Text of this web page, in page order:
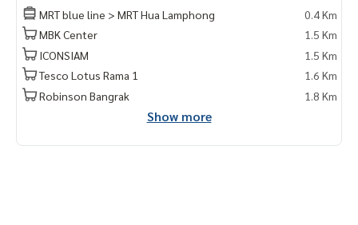
- วัดหัวลำโพง 950 ม.
🥰 Contact
Line : @therealproperty
Wechat : TheRealP
WhatsApp : +66 82 269 6289
Tel
092-628-9945
Mo for EN/TH
MRT blue line > MRT Hua Lamphong
0.4 Km
MBK Center
1.5 Km
ICONSIAM
1.5 Km
Tesco Lotus Rama 1
1.6 Km
Robinson Bangrak
1.8 Km
Show more